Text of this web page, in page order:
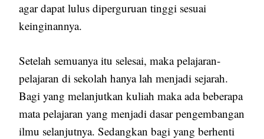
agar dapat lulus diperguruan tinggi sesuai
keinginannya.
Setelah semuanya itu selesai, maka pelajaran-
pelajaran di sekolah hanya lah menjadi sejarah.
Bagi yang melanjutkan kuliah maka ada beberapa
mata pelajaran yang menjadi dasar pengembangan
ilmu selanjutnya. Sedangkan bagi yang berhenti